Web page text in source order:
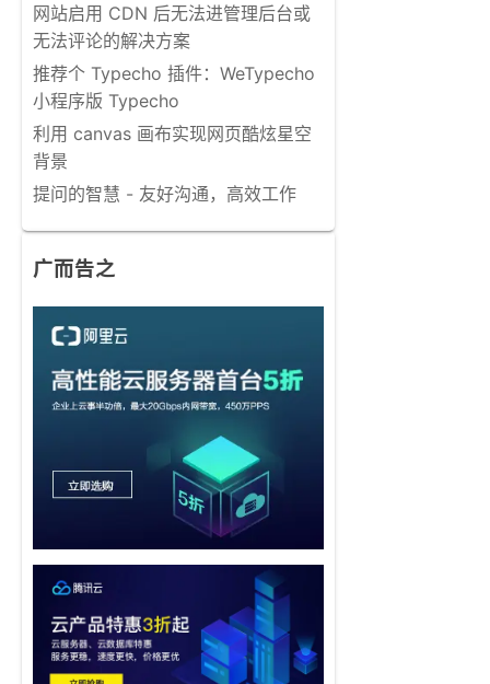
网站启用 CDN 后无法进管理后台或
无法评论的解决方案
推荐个 Typecho 插件：WeTypecho
小程序版 Typecho
利用 canvas 画布实现网页酷炫星空
背景
提问的智慧 - 友好沟通，高效工作
广而告之